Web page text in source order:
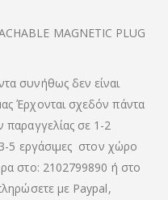
MAGNETIC PLUG
συνήθως δεν είναι
Έρχονται σχεδόν πάντα
σε 1-2
5 εργάσιμες στον χώρο
στο: 2102799890 ή στο
με Paypal,